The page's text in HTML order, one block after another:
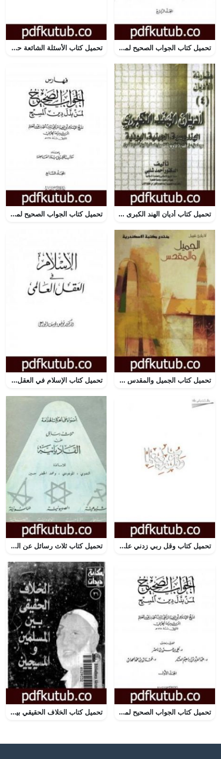
تحميل كتاب الجواب الصحيح لمن بدل دين المسيح – المجلد الرابع PDF تأليف ابن تيمية مجانا [كامل] تحميل كتاب الأسئلة الشائعة حول الإسلام يسألها الغير مسلمين PDF تأليف ذاكر نايك مجانا [كامل]
تحميل كتاب أديان الهند الكبرى – الهندوسية، الجينية، البوذية PDF تأليف أحمد شلبي مجانا [كامل] تحميل كتاب الجواب الصحيح لمن بدل دين المسيح – المجلد السابع PDF تأليف ابن تيمية مجانا [كامل]
تحميل كتاب الجميل والمقدس PDF تأليف آنا ماري شيمل مجانا [كامل] تحميل كتاب الإسلام في العقل العالمي PDF تأليف توفيق يوسف الواعي مجانا [كامل]
تحميل كتاب وقل ربي زدني علما PDF تأليف ذاكر نايك مجانا [كامل] تحميل كتاب ثلاث رسائل عن القاديانية PDF تأليف أبو الحسن الندوي مجانا [كامل]
تحميل كتاب الجواب الصحيح لمن بدل دين المسيح – المجلد الأول PDF تأليف ابن تيمية مجانا [كامل] تحميل كتاب الخلاف الحقيقي بين المسلمين والمسيحيين PDF تأليف أحمد ديدات مجانا [كامل]